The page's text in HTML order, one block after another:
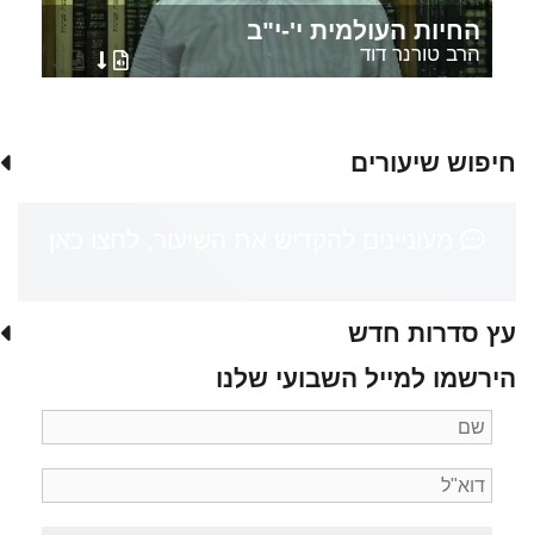
החיות העולמית י'-י"ב
הרב טורנר דוד
חיפוש שיעורים
עץ סדרות חדש
הירשמו למייל השבועי שלנו